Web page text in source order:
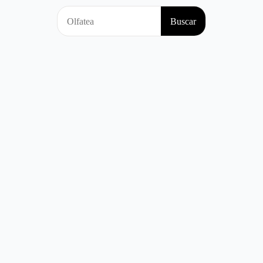
Buscar
Search
for: